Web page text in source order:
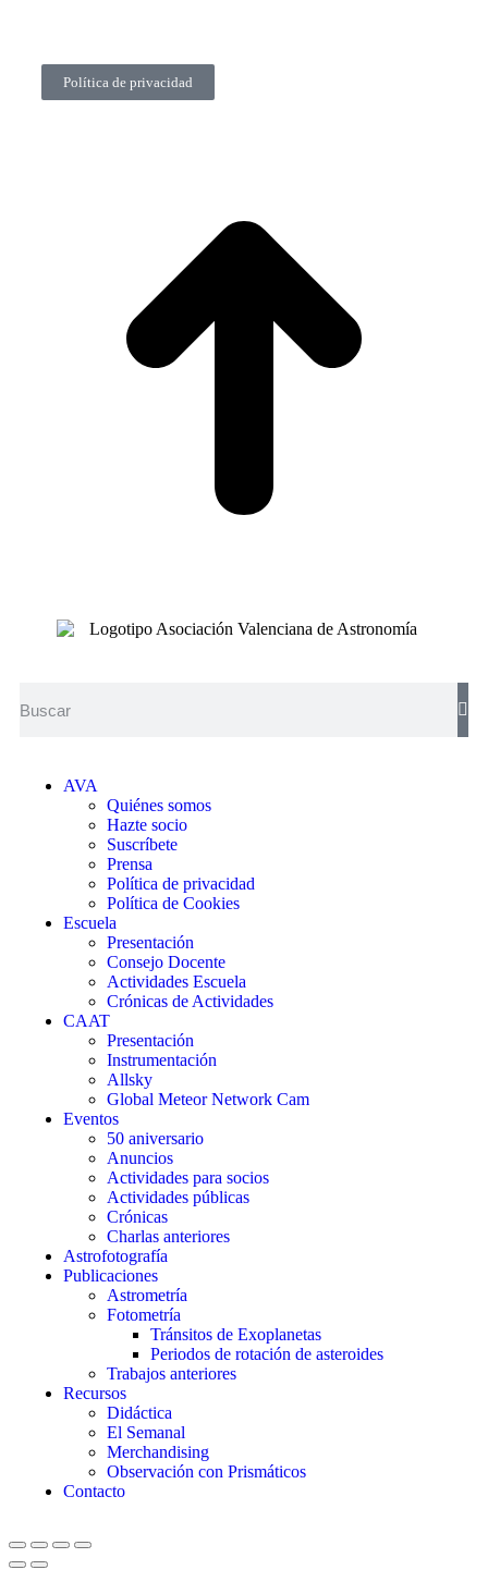
Política de privacidad
AVA
Quiénes somos
Hazte socio
Suscríbete
Prensa
Política de privacidad
Política de Cookies
Escuela
Presentación
Consejo Docente
Actividades Escuela
Crónicas de Actividades
CAAT
Presentación
Instrumentación
Allsky
Global Meteor Network Cam
Eventos
50 aniversario
Anuncios
Actividades para socios
Actividades públicas
Crónicas
Charlas anteriores
Astrofotografía
Publicaciones
Astrometría
Fotometría
Tránsitos de Exoplanetas
Periodos de rotación de asteroides
Trabajos anteriores
Recursos
Didáctica
El Semanal
Merchandising
Observación con Prismáticos
Contacto